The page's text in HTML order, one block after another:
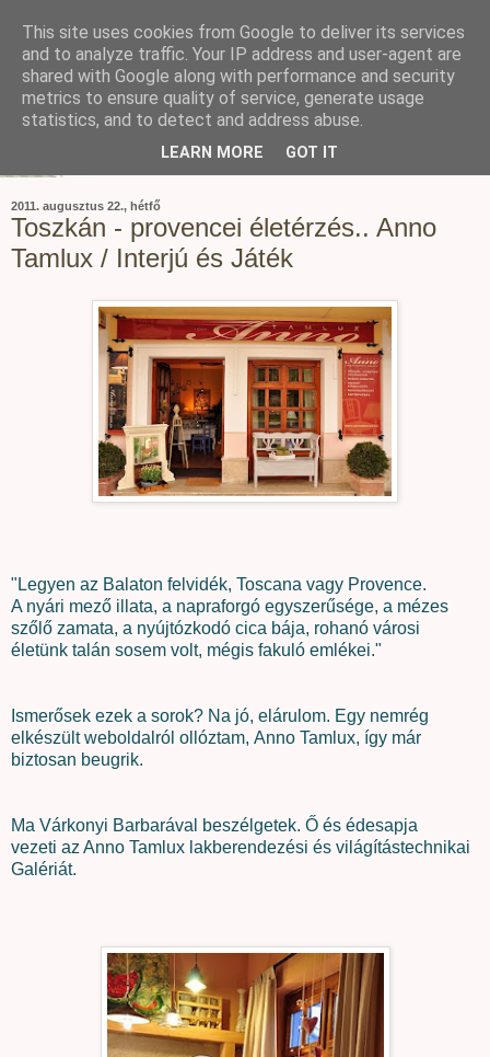
2011. augusztus 22., hétfő
Toszkán - provencei életérzés.. Anno
Tamlux / Interjú és Játék
"Legyen az Balaton felvidék, Toscana vagy Provence.
A nyári mező illata, a napraforgó egyszerűsége, a mézes
szőlő zamata, a nyújtózkodó cica bája, rohanó városi
életünk talán sosem volt, mégis fakuló emlékei."
Ismerősek ezek a sorok? Na jó, elárulom. Egy nemrég
elkészült weboldalról ollóztam, Anno Tamlux, így már
biztosan beugrik.
Ma Várkonyi Barbarával beszélgetek. Ő és édesapja
vezeti az Anno Tamlux lakberendezési és világítástechnikai
Galériát.
This site uses cookies from Google to deliver its services
and to analyze traffic. Your IP address and user-agent are
shared with Google along with performance and security
metrics to ensure quality of service, generate usage
statistics, and to detect and address abuse.
LEARN MORE GOT IT